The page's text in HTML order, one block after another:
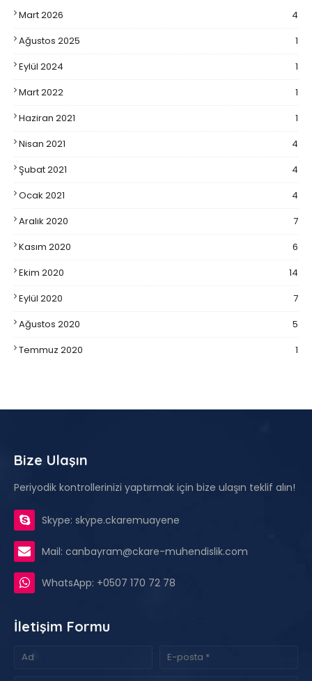
Mart 2026
4
Ağustos 2025
1
Eylül 2024
1
Mart 2022
1
Haziran 2021
1
Nisan 2021
4
Şubat 2021
4
Ocak 2021
4
Aralık 2020
7
Kasım 2020
6
Ekim 2020
14
Eylül 2020
7
Ağustos 2020
5
Temmuz 2020
1
Bize Ulaşın
Periyodik kontrollerinizi yaptırmak için bize ulaşın teklif alın!
Skype: skype.ckaremuayene
Mail: canbayram@ckare-muhendislik.com
WhatsApp: +0507 170 72 78
İletişim Formu